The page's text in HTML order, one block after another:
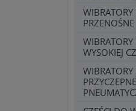
PRZENOŚNE
WYSOKIEJ